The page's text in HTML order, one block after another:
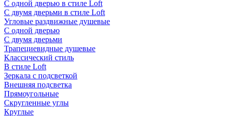
С одной дверью в стиле Loft
С двумя дверьми в стиле Loft
Угловые раздвижные душевые
С одной дверью
С двумя дверьми
Трапециевидные душевые
Классический стиль
В стиле Loft
Зеркала с подсветкой
Внешняя подсветка
Прямоугольные
Скругленные углы
Круглые